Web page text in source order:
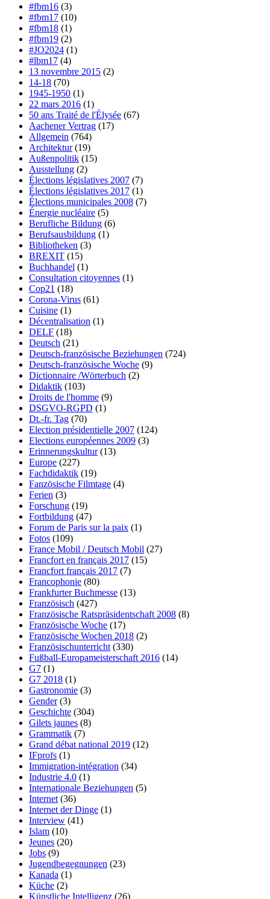
#fbm16 (3)
#fbm17 (10)
#fbm18 (1)
#fbm19 (2)
#JO2024 (1)
#lbm17 (4)
13 novembre 2015 (2)
14-18 (70)
1945-1950 (1)
22 mars 2016 (1)
50 ans Traité de l'Élysée (67)
Aachener Vertrag (17)
Allgemein (764)
Architektur(19)
Außenpolitik (15)
Ausstellung (2)
Élections législatives 2007 (7)
Élections législatives 2017 (1)
Élections municipales 2008 (7)
Énergie nucléaire (5)
Berufliche Bildung (6)
Berufsausbildung (1)
Bibliotheken (3)
BREXIT (15)
Buchhandel (1)
Consultation citoyennes (1)
Cop21 (18)
Corona-Virus (61)
Cuisine (1)
Décentralisation (1)
DELF (18)
Deutsch (21)
Deutsch-französische Beziehungen (724)
Deutsch-französische Woche (9)
Dictionnaire /Wörterbuch (2)
Didaktik (103)
Droits de l'homme (9)
DSGVO-RGPD (1)
Dt.-fr. Tag (70)
Election présidentielle 2007 (124)
Elections européennes 2009 (3)
Erinnerungskultur(13)
Europe (227)
Fachdidaktik (19)
Fanzösische Filmtage (4)
Ferien (3)
Forschung (19)
Fortbildung (47)
Forum de Paris sur la paix (1)
Fotos (109)
France Mobil / Deutsch Mobil (27)
Francfort en français 2017 (15)
Francfort français 2017 (7)
Francophonie (80)
Frankfurter Buchmesse (13)
Französisch (427)
Französische Ratspräsidentschaft 2008 (8)
Französische Woche (17)
Französische Wochen 2018 (2)
Französischunterricht (330)
Fußball-Europameisterschaft 2016 (14)
G7 (1)
G7 2018 (1)
Gastronomie (3)
Gender(3)
Geschichte (304)
Gilets jaunes (8)
Grammatik (7)
Grand débat national 2019 (12)
IFprofs (1)
Immigration-intégration (34)
Industrie 4.0 (1)
Internationale Beziehungen (5)
Internet (36)
Internet der Dinge (1)
Interview (41)
Islam (10)
Jeunes (20)
Jobs (9)
Jugendbegegnungen (23)
Kanada (1)
Küche (2)
Künstliche Intelligenz (26)